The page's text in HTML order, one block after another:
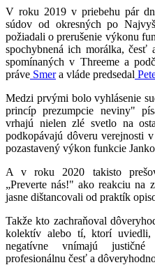
V roku 2019 v priebehu pár
súdov od okresných po
požiadali o prerušenie výkonu
spochybnená ich morálka,
spomínaných v Threeme a
práve Smera vláde predsedal
Medzi prvými bolo vyhlásenie
princíp prezumpcie neviny"
vrhajú nielen zlé svetlo na
podkopávajú dôveru verejnosti
pozastavený výkon funkcie
A v roku 2020 takisto
„Preverte nás!" ako reakciu na
jasne dištancovali od praktík
Takže kto zachraňoval
kolektív alebo tí, ktorí uviedli,
negatívne vnímajú justičné
profesionálnu česť a